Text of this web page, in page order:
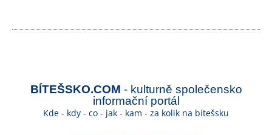
BÍTEŠSKO.COM - kulturně společensko
informační portál
Kde - kdy - co - jak - kam - za kolik na bítešsku